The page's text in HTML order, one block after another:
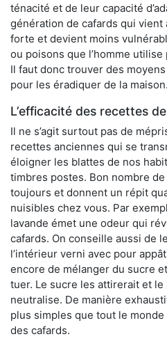
ténacité et de leur capacité
génération de cafards qui vient
forte et devient moins
ou poisons que l’homme
Il faut donc trouver des
pour les éradiquer de la maison.
L’efficacité des recettes
Il ne s’agit surtout pas de
recettes anciennes qui se
éloigner les blattes de nos
timbres postes. Bon nombre
toujours et donnent un répit
nuisibles chez vous. Par
lavande émet une odeur qui
cafards. On conseille aussi de
l’intérieur verni avec pour
encore de mélanger du sucre
tuer. Le sucre les attirerait et
neutralise. De manière
plus simples que tout le
des cafards.